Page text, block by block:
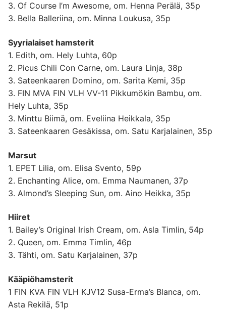
3. Of Course I’m Awesome, om. Henna Perälä, 35p
3. Bella Balleriina, om. Minna Loukusa, 35p
Syyrialaiset hamsterit
1. Edith, om. Hely Luhta, 60p
2. Picus Chili Con Carne, om. Laura Linja, 38p
3. Sateenkaaren Domino, om. Sarita Kemi, 35p
3. FIN MVA FIN VLH VV-11 Pikkumökin Bambu, om.
Hely Luhta, 35p
3. Minttu Biimä, om. Eveliina Heikkala, 35p
3. Sateenkaaren Gesäkissa, om. Satu Karjalainen, 35p
Marsut
1. EPET Lilia, om. Elisa Svento, 59p
2. Enchanting Alice, om. Emma Naumanen, 37p
3. Almond’s Sleeping Sun, om. Aino Heikka, 35p
Hiiret
1. Bailey’s Original Irish Cream, om. Asla Timlin, 54p
2. Queen, om. Emma Timlin, 46p
3. Tähti, om. Satu Karjalainen, 37p
Kääpiöhamsterit
1 FIN KVA FIN VLH KJV12 Susa-Erma’s Blanca, om.
Asta Rekilä, 51p